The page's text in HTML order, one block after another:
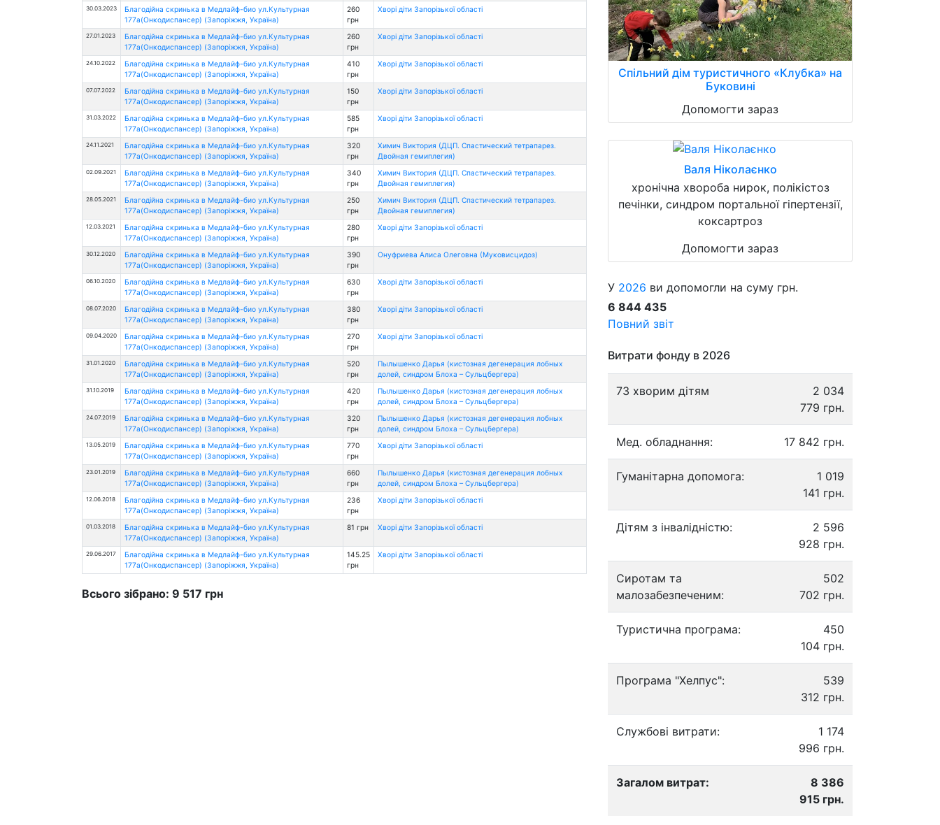
30.03.2023
Благодійна скринька в Медлайф-био ул.Культурная
177а(Онкодиспансер) (Запоріжжя, Україна)
260
грн
Хворі діти Запорізької області
27.01.2023
Благодійна скринька в Медлайф-био ул.Культурная
177а(Онкодиспансер) (Запоріжжя, Україна)
260
грн
Хворі діти Запорізької області
24.10.2022
Благодійна скринька в Медлайф-био ул.Культурная
177а(Онкодиспансер) (Запоріжжя, Україна)
410
грн
Хворі діти Запорізької області
07.07.2022
Благодійна скринька в Медлайф-био ул.Культурная
177а(Онкодиспансер) (Запоріжжя, Україна)
150
грн
Хворі діти Запорізької області
31.03.2022
Благодійна скринька в Медлайф-био ул.Культурная
177а(Онкодиспансер) (Запоріжжя, Україна)
585
грн
Хворі діти Запорізької області
24.11.2021
Благодійна скринька в Медлайф-био ул.Культурная
177а(Онкодиспансер) (Запоріжжя, Україна)
320
грн
Химич Виктория (ДЦП. Спастический тетрапарез.
Двойная гемиплегия)
02.09.2021
Благодійна скринька в Медлайф-био ул.Культурная
177а(Онкодиспансер) (Запоріжжя, Україна)
340
грн
Химич Виктория (ДЦП. Спастический тетрапарез.
Двойная гемиплегия)
28.05.2021
Благодійна скринька в Медлайф-био ул.Культурная
177а(Онкодиспансер) (Запоріжжя, Україна)
250
грн
Химич Виктория (ДЦП. Спастический тетрапарез.
Двойная гемиплегия)
12.03.2021
Благодійна скринька в Медлайф-био ул.Культурная
177а(Онкодиспансер) (Запоріжжя, Україна)
280
грн
Хворі діти Запорізької області
30.12.2020
Благодійна скринька в Медлайф-био ул.Культурная
177а(Онкодиспансер) (Запоріжжя, Україна)
390
грн
Онуфриева Алиса Олеговна (Муковисцидоз)
06.10.2020
Благодійна скринька в Медлайф-био ул.Культурная
177а(Онкодиспансер) (Запоріжжя, Україна)
630
грн
Хворі діти Запорізької області
08.07.2020
Благодійна скринька в Медлайф-био ул.Культурная
177а(Онкодиспансер) (Запоріжжя, Україна)
380
грн
Хворі діти Запорізької області
09.04.2020
Благодійна скринька в Медлайф-био ул.Культурная
177а(Онкодиспансер) (Запоріжжя, Україна)
270
грн
Хворі діти Запорізької області
31.01.2020
Благодійна скринька в Медлайф-био ул.Культурная
177а(Онкодиспансер) (Запоріжжя, Україна)
520
грн
Пылышенко Дарья (кистозная дегенерация лобных
долей, синдром Блоха – Сульцбергера)
31.10.2019
Благодійна скринька в Медлайф-био ул.Культурная
177а(Онкодиспансер) (Запоріжжя, Україна)
420
грн
Пылышенко Дарья (кистозная дегенерация лобных
долей, синдром Блоха – Сульцбергера)
24.07.2019
Благодійна скринька в Медлайф-био ул.Культурная
177а(Онкодиспансер) (Запоріжжя, Україна)
320
грн
Пылышенко Дарья (кистозная дегенерация лобных
долей, синдром Блоха – Сульцбергера)
13.05.2019
Благодійна скринька в Медлайф-био ул.Культурная
177а(Онкодиспансер) (Запоріжжя, Україна)
770
грн
Хворі діти Запорізької області
23.01.2019
Благодійна скринька в Медлайф-био ул.Культурная
177а(Онкодиспансер) (Запоріжжя, Україна)
660
грн
Пылышенко Дарья (кистозная дегенерация лобных
долей, синдром Блоха – Сульцбергера)
12.06.2018
Благодійна скринька в Медлайф-био ул.Культурная
177а(Онкодиспансер) (Запоріжжя, Україна)
236
грн
Хворі діти Запорізької області
01.03.2018
Благодійна скринька в Медлайф-био ул.Культурная
177а(Онкодиспансер) (Запоріжжя, Україна)
81 грн Хворі діти Запорізької області
29.06.2017
Благодійна скринька в Медлайф-био ул.Культурная
177а(Онкодиспансер) (Запоріжжя, Україна)
145.25
грн
Хворі діти Запорізької області
Всього зібрано: 9 517 грн
Спільний дім туристичного «Клубка» на
Буковині
Допомогти зараз
Валя Ніколаєнко
хронічна хвороба нирок, полікістоз
печінки, синдром портальної гіпертензії,
коксартроз
Допомогти зараз
У 2026 ви допомогли на суму грн.
6 844 435
Повний звіт
Витрати фонду в 2026
73 хворим дітям
2 034
779 грн.
Мед. обладнання: 17 842 грн.
Гуманітарна допомога:
1 019
141 грн.
Дітям з інвалідністю:
2 596
928 грн.
Сиротам та
малозабезпеченим:
502
702 грн.
Туристична програма:
450
104 грн.
Програма "Хелпус":
539
312 грн.
Службові витрати:
1 174
996 грн.
Загалом витрат:
8 386
915 грн.